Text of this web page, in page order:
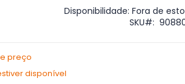
Disponibilidade: Fora de
SKU
preço
disponível